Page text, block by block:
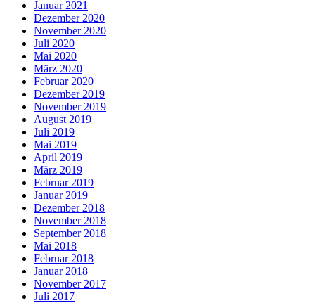
Januar 2021
Dezember 2020
November 2020
Juli 2020
Mai 2020
März 2020
Februar 2020
Dezember 2019
November 2019
August 2019
Juli 2019
Mai 2019
April 2019
März 2019
Februar 2019
Januar 2019
Dezember 2018
November 2018
September 2018
Mai 2018
Februar 2018
Januar 2018
November 2017
Juli 2017